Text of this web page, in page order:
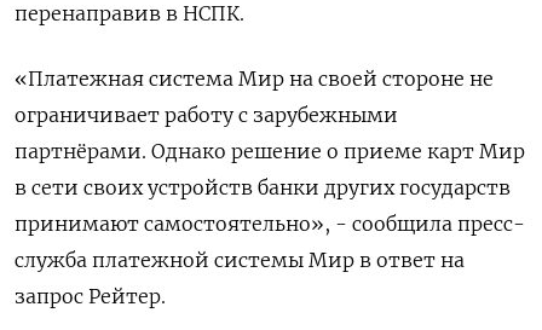
перенаправив в НСПК.
«Платежная система Мир на своей стороне не
ограничивает работу с зарубежными
партнёрами. Однако решение о приеме карт Мир
в сети своих устройств банки других государств
принимают самостоятельно», - сообщила пресс-
служба платежной системы Мир в ответ на
запрос Рейтер.